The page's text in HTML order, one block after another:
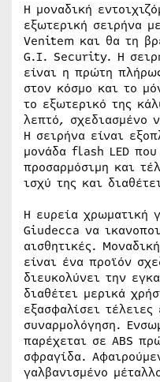
H μοναδική
εξωτερική σειρήνα
Venitem και θα τη
G.I. Security. H
είναι η πρώτη
στον κόσμο και το
το εξωτερικό της
λεπτό, σχεδιασμένο
Η σειρήνα είναι
μονάδα flash LED
προσαρμόσιμη και
ισχύ της και
Η ευρεία χρωματική
Giudecca να
αισθητικές.
είναι ένα προϊόν
διευκολύνει την
διαθέτει μερικά
εξασφαλίσει τέλειες
συναρμολόγηση.
παρέχεται σε ABS
σφραγίδα.
γαλβανισμένο